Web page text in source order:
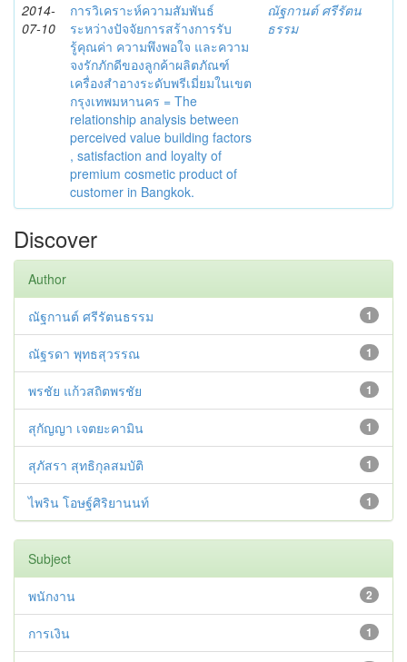
2014-
07-10
การวิเคราะห์ความสัมพันธ์
ระหว่างปัจจัยการสร้างการรับ
รู้คุณค่า ความพึงพอใจ และความ
จงรักภักดีของลูกค้าผลิตภัณฑ์
เครื่องสำอางระดับพรีเมี่ยมในเขต
กรุงเทพมหานคร = The
relationship analysis between
perceived value building factors
, satisfaction and loyalty of
premium cosmetic product of
customer in Bangkok.
ณัฐกานต์ ศรีรัตน
ธรรม
Discover
Author
1
ณัฐกานต์ ศรีรัตนธรรม
1
ณัฐรดา พุทธสุวรรณ
1
พรชัย แก้วสถิตพรชัย
1
สุกัญญา เจตยะคามิน
1
สุภัสรา สุทธิกุลสมบัติ
1
ไพริน โอษฐ์ศิริยานนท์
Subject
2
พนักงาน
1
การเงิน